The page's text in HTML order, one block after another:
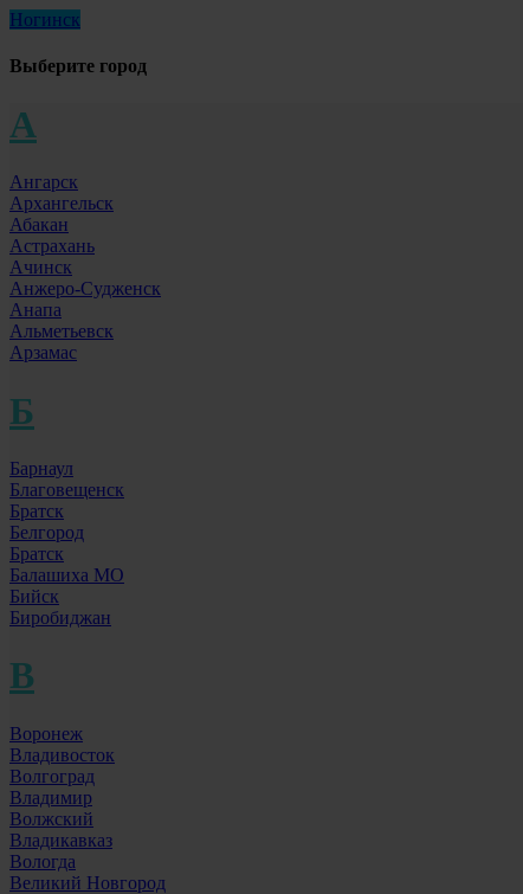
Ногинск
Выберите город
А
Ангарск
Архангельск
Абакан
Астрахань
Ачинск
Анжеро-Судженск
Анапа
Альметьевск
Арзамас
Б
Барнаул
Благовещенск
Братск
Белгород
Братск
Балашиха МО
Бийск
Биробиджан
В
Воронеж
Владивосток
Волгоград
Владимир
Волжский
Владикавказ
Вологда
Великий Новгород